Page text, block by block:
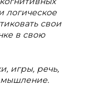
логическое
свои
в свою
игры, речь,
мышление.